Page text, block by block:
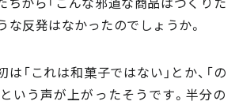
な反発はなかったのでしょうか。
は「これは和菓子ではない」とか、「の
いう声が上がったそうです。半分の